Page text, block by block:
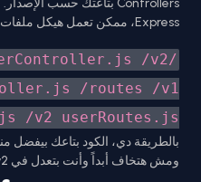
Express، ممكن تعمل هيكل ملفات زي ده:
/v2
/routes /v1
/v2 userRoutes.js
بالطريقة دي، الكود بتاعك بيفضل
ومش هتخاف أبداً وأنت بتعدل في v2 إنك تأثر على الـ Logic بتاع v1.